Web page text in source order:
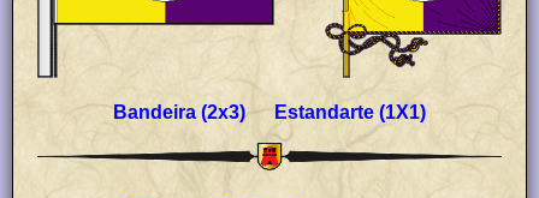
Bandeira (2x3) Estandarte (1X1)